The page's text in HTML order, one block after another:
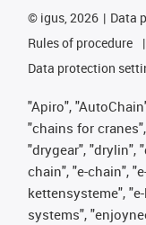
© igus, 2026 Data
Rules of procedure
Data protection
"Apiro",
"chains for
"drygear", "drylin",
chain", "e-chain",
kettensysteme",
systems",